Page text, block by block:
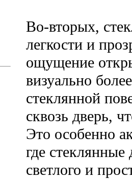
Во-вторых,
легкости и
ощущение
визуально
стеклянной
сквозь дверь,
Это особенно
где
светлого и